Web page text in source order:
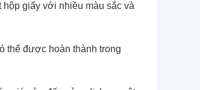
giấy với nhiều màu sắc và
thể được hoàn thành trong